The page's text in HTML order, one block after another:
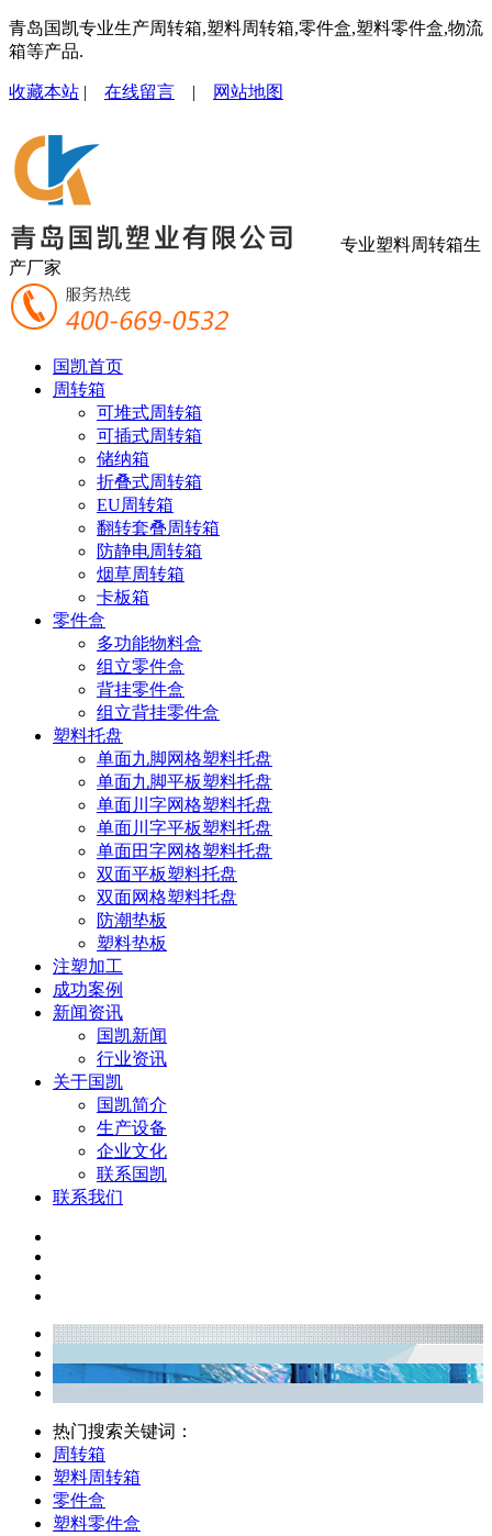
青岛国凯专业生产周转箱,塑料周转箱,零件盒,塑料零件盒,物流
箱等产品.
收藏本站 | 在线留言 | 网站地图
专业塑料周转箱生
产厂家
国凯首页
周转箱
可堆式周转箱
可插式周转箱
储纳箱
折叠式周转箱
EU周转箱
翻转套叠周转箱
防静电周转箱
烟草周转箱
卡板箱
零件盒
多功能物料盒
组立零件盒
背挂零件盒
组立背挂零件盒
塑料托盘
单面九脚网格塑料托盘
单面九脚平板塑料托盘
单面川字网格塑料托盘
单面川字平板塑料托盘
单面田字网格塑料托盘
双面平板塑料托盘
双面网格塑料托盘
防潮垫板
塑料垫板
注塑加工
成功案例
新闻资讯
国凯新闻
行业资讯
关于国凯
国凯简介
生产设备
企业文化
联系国凯
联系我们
热门搜索关键词：
周转箱
塑料周转箱
零件盒
塑料零件盒